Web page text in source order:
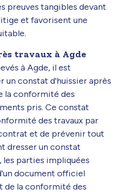
preuves tangibles devant
et favorisent une
travaux à Agde
à Agde, il est
un constat d'huissier après
la conformité des
pris. Ce constat
des travaux par
et de prévenir tout
dresser un constat
les parties impliquées
document officiel
de la conformité des